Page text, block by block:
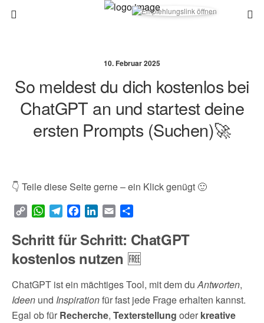
10. Februar 2025
So meldest du dich kostenlos bei
ChatGPT an und startest deine
ersten Prompts (Suchen)🚀
👇 Teile diese Seite gerne – ein Klick genügt 🙂
C
p
y
L
n
k
W
a
s
p
p
l
e
g
a
m
c
e
b
o
k
n
k
e
I
n
a
i
l
i
l
e
Schritt für Schritt: ChatGPT
kostenlos nutzen 🆓
ChatGPT ist ein mächtiges Tool, mit dem duAntworten,
Ideen und Inspirationfür fast jede Frage erhalten kannst.
Egal ob für Recherche, Texterstellung oder kreative